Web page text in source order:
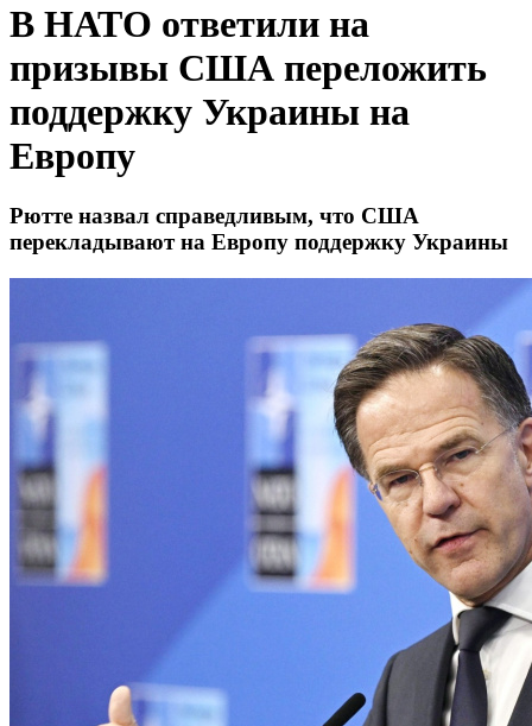
В НАТО ответили на
призывы США переложить
поддержку Украины на
Европу
Рютте назвал справедливым, что США
перекладывают на Европу поддержку Украины